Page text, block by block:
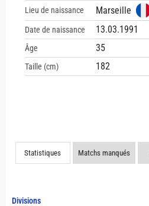
Divisions
Lieu de naissance Marseille
Date de naissance 13.03.1991
Âge 35
Taille (cm) 182
Statistiques Matchs manqués